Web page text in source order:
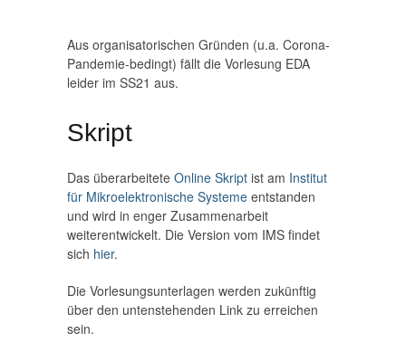
Aus organisatorischen Gründen (u.a. Corona-
Pandemie-bedingt) fällt die Vorlesung EDA
leider im SS21 aus.
Skript
Das überarbeitete Online Skript ist am Institut
für Mikroelektronische Systeme entstanden
und wird in enger Zusammenarbeit
weiterentwickelt. Die Version vom IMS findet
sich hier.
Die Vorlesungsunterlagen werden zukünftig
über den untenstehenden Link zu erreichen
sein.